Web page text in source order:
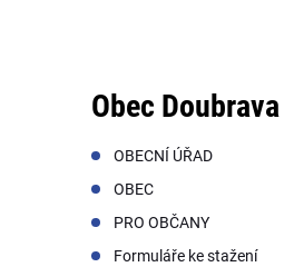
Obec Doubrava
OBECNÍ ÚŘAD
OBEC
PRO OBČANY
Formuláře ke stažení